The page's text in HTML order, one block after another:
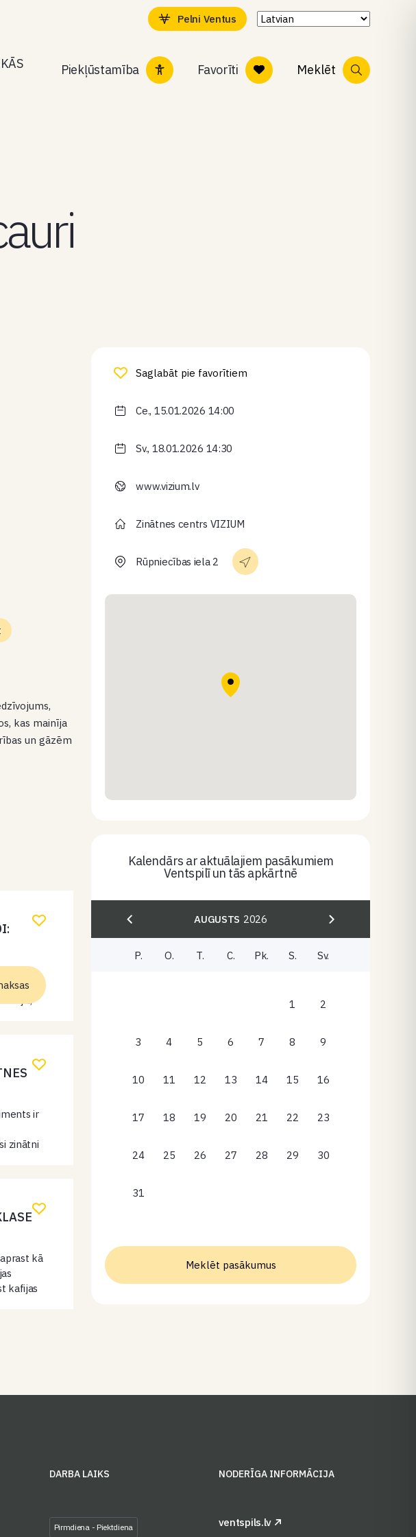
Pelni Ventus
Piekļūstamība Favorīti Meklēt
kas mainīja
un gāzēm
ir
zinātni
kā
kafijas
Saglabāt pie favorītiem
Ce., 15.01.2026 14:00
Sv., 18.01.2026 14:30
www.vizium.lv
Zinātnes centrs VIZIUM
Rūpniecības iela 2
Kalendārs ar aktuālajiem pasākumiem
Ventspilī un tās apkārtnē
AUGUSTS 2026
P. O. T. C. Pk. S. Sv.
1 2
3 4 5 6 7 8 9
10 11 12 13 14 15 16
17 18 19 20 21 22 23
24 25 26 27 28 29 30
31
Meklēt pasākumus
DARBA LAIKS NODERĪGA INFORMĀCIJA
Pirmdiena - Piektdiena ventspils.lv